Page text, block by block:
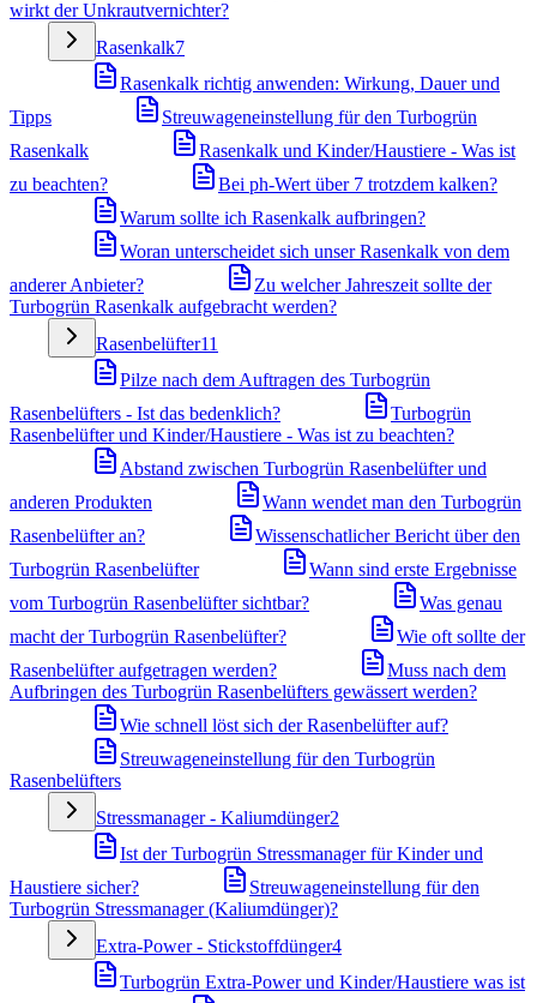
wirkt der Unkrautvernichter?
Rasenkalk7
Rasenkalk richtig anwenden: Wirkung, Dauer und
Tipps
Streuwageneinstellung für den Turbogrün
Rasenkalk
Rasenkalk und Kinder/Haustiere - Was ist
zu beachten?
Bei ph-Wert über 7 trotzdem kalken?
Warum sollte ich Rasenkalk aufbringen?
Woran unterscheidet sich unser Rasenkalk von dem
anderer Anbieter?
Zu welcher Jahreszeit sollte der
Turbogrün Rasenkalk aufgebracht werden?
Rasenbelüfter11
Pilze nach dem Auftragen des Turbogrün
Rasenbelüfters - Ist das bedenklich?
Turbogrün
Rasenbelüfter und Kinder/Haustiere - Was ist zu beachten?
Abstand zwischen Turbogrün Rasenbelüfter und
anderen Produkten
Wann wendet man den Turbogrün
Rasenbelüfter an?
Wissenschatlicher Bericht über den
Turbogrün Rasenbelüfter
Wann sind erste Ergebnisse
vom Turbogrün Rasenbelüfter sichtbar?
Was genau
macht der Turbogrün Rasenbelüfter?
Wie oft sollte der
Rasenbelüfter aufgetragen werden?
Muss nach dem
Aufbringen des Turbogrün Rasenbelüfters gewässert werden?
Wie schnell löst sich der Rasenbelüfter auf?
Streuwageneinstellung für den Turbogrün
Rasenbelüfters
Stressmanager - Kaliumdünger2
Ist der Turbogrün Stressmanager für Kinder und
Haustiere sicher?
Streuwageneinstellung für den
Turbogrün Stressmanager (Kaliumdünger)?
Extra-Power - Stickstoffdünger4
Turbogrün Extra-Power und Kinder/Haustiere was ist